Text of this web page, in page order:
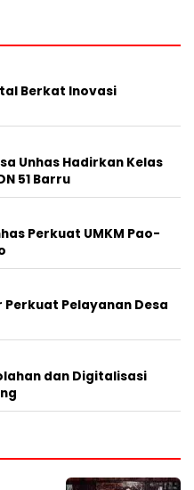
Berkat Inovasi
Unhas Hadirkan Kelas
51 Barru
Perkuat UMKM Pao-
Perkuat Pelayanan Desa
dan Digitalisasi